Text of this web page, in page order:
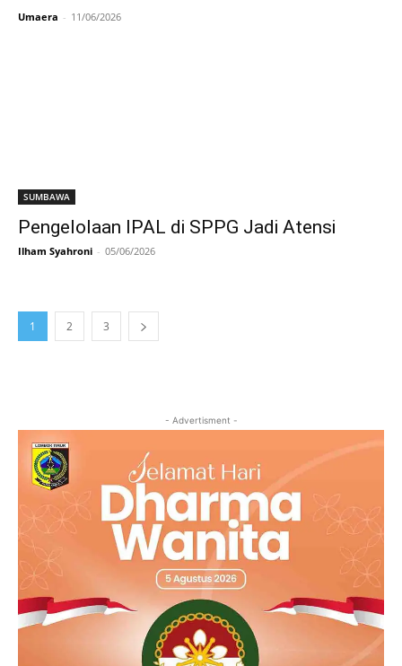
Umaera - 11/06/2026
SUMBAWA
Pengelolaan IPAL di SPPG Jadi Atensi
Ilham Syahroni - 05/06/2026
1 2 3
- Advertisment -